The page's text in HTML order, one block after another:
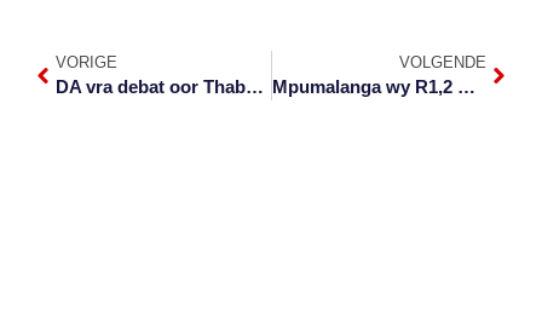
VORIGE
DA vra debat oor Thaba Chweu se nuwe tariewe
VOLGENDE
Mpumalanga wy R1,2 miljard spesiaal aan Covid-19